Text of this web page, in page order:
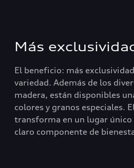
Más
El beneficio: más
variedad. Además de los
madera, están disponibles
colores y granos especiales.
transforma en un lugar único
claro componente de